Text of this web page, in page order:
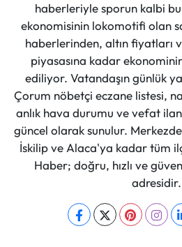
haberleriyle sporun kalbi
ekonomisinin lokomotifi olan
haberlerinden, altın fiyatları
piyasasına kadar
ediliyor. Vatandaşın günlük
Çorum nöbetçi eczane listesi,
anlık hava durumu ve vefat
güncel olarak sunulur.
İskilip ve Alaca'ya kadar tüm
Haber; doğru, hızlı ve
adresidir.